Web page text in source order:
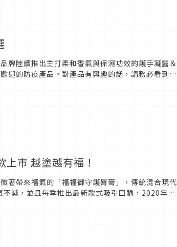
牌陸續推出主打柔和香氣與保濕功效的護手凝露＆
迎的防疫產品。對產品有興趣的話，請務必看到最
市 越塗越有福！
著帶來福氣的「福福御守護脣膏」，傳統混合現代
減，並且每季推出最新款式吸引回購，2020年秋